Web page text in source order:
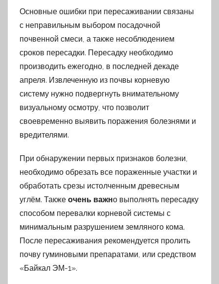
Основные ошибки при пересаживании связаны
с неправильным выбором посадочной
почвенной смеси, а также несоблюдением
сроков пересадки. Пересадку необходимо
производить ежегодно, в последней декаде
апреля. Извлеченную из почвы корневую
систему нужно подвергнуть внимательному
визуальному осмотру, что позволит
своевременно выявить поражения болезнями и
вредителями.
При обнаружении первых признаков болезни,
необходимо обрезать все пораженные участки и
обработать срезы истолченным древесным
углём. Также очень важно выполнять пересадку
способом перевалки корневой системы с
минимальным разрушением земляного кома.
После пересаживания рекомендуется пролить
почву гуминовыми препаратами, или средством
«Байкал ЭМ-1».